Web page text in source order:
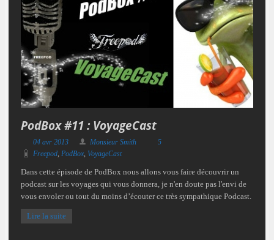
PodBox #11 : VoyageCast
04 avr 2013 Monsieur Smith
5
Freepod, PodBox, VoyageCast
Dans cette épisode de PodBox nous allons vous faire découvrir un
podcast sur les voyages qui vous donnera, je n'en doute pas l'envi de
vous envoler ou tout du moins d’écouter ce très sympathique Podcast.
Lire la suite